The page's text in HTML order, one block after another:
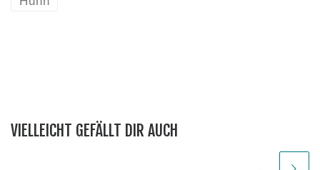
VIELLEICHT GEFÄLLT DIR AUCH